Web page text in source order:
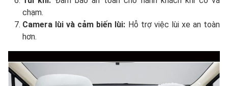
chạm.
Camera lùi và cảm biến lùi: Hỗ trợ việc lùi xe an toàn
hơn.